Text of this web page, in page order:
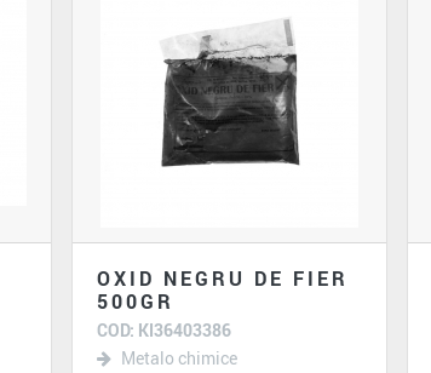
OXID NEGRU DE FIER
500GR
COD: KI36403386
Metalo chimice